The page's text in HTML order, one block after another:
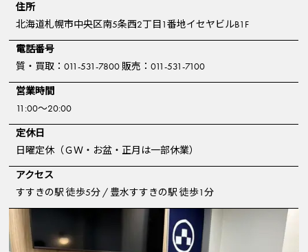
住所
北海道札幌市中央区南5条西2丁目1番地イセヤビルB1F
電話番号
質・買取：011-531-7800 販売：011-531-7100
営業時間
11:00～20:00
定休日
日曜定休（ＧＷ・お盆・正月は一部休業）
アクセス
すすきの駅 徒歩5分 / 豊水すすきの駅 徒歩1分